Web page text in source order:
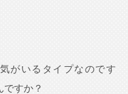
がいるタイプなのです
ですか？